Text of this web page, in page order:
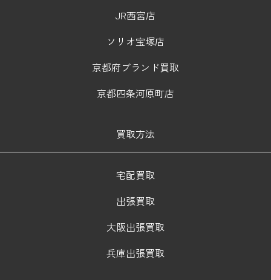
JR西宮店
ソリオ宝塚店
京都府ブランド買取
京都四条河原町店
買取方法
宅配買取
出張買取
大阪出張買取
兵庫出張買取